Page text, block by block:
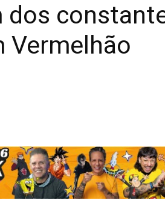
dos
Vermelhão